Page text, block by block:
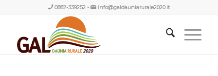
0882-339252- info@galdauniarurale2020.it